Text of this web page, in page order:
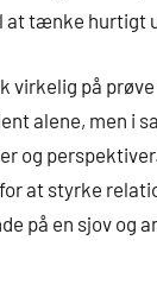
at tænke hurtigt
virkelig på prøve
alene, men i
og
at styrke
på en sjov og